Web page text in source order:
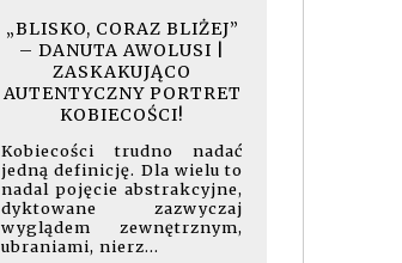
„BLISKO, CORAZ BLIŻEJ”
– DANUTA AWOLUSI |
ZASKAKUJĄCO
AUTENTYCZNY PORTRET
KOBIECOŚCI!
Kobiecości trudno nadać
jedną definicję. Dla wielu to
nadal pojęcie abstrakcyjne,
dyktowane zazwyczaj
wyglądem zewnętrznym,
ubraniami, nierz...